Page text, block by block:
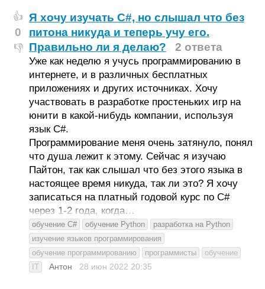
👍
0
👎
Я хочу изучать С#, но слышал что без
питона никуда и теперь учу его.
Правильно ли я делаю?
2 ответа
Уже как неделю я учусь программированию в
интернете, и в различных бесплатных
приложениях и других источниках. Хочу
участвовать в разработке простеньких игр на
юнити в какой-нибудь компании, используя
язык С#.
Программирование меня очень затянуло, понял
что душа лежит к этому. Сейчас я изучаю
Пайтон, так как слышал что без этого языка в
настоящее время никуда, так ли это? Я хочу
записаться на платный годовой курс по С#
через 1-2 года, когда…
обучение C# обучение Python
разработка на Python
изучение языков программирования
обучение программированию
программисты
обучение
IT
Антон 28 июн 2022 20:35